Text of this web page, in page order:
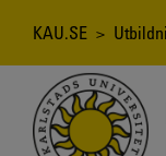
Länkstig
KAU.SE >